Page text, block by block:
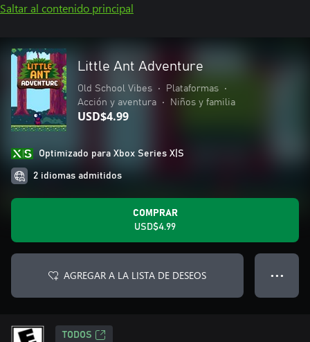
Saltar al contenido principal
Little Ant Adventure
Old School Vibes • Plataformas
•
Acción y aventura
• Niños y familia
USD$4.99
Optimizado para Xbox Series X|S
2 idiomas admitidos
COMPRAR
USD$4.99
AGREGAR A LA LISTA DE DESEOS ● ● ●
TODOS